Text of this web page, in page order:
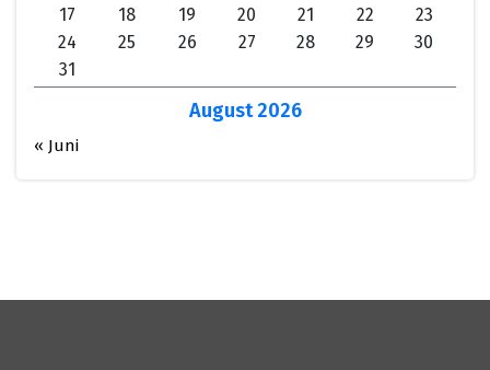
August 2026
17
18 19 20 21 22
23
24
25 26 27 28 29
30
31
« Juni